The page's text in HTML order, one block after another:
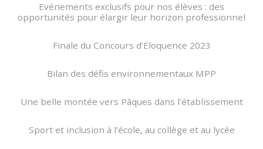
Evénements exclusifs pour nos élèves : des
opportunités pour élargir leur horizon professionnel
Finale du Concours d'Eloquence 2023
Bilan des défis environnementaux MPP
Une belle montée vers Pâques dans l’établissement
Sport et inclusion à l’école, au collège et au lycée